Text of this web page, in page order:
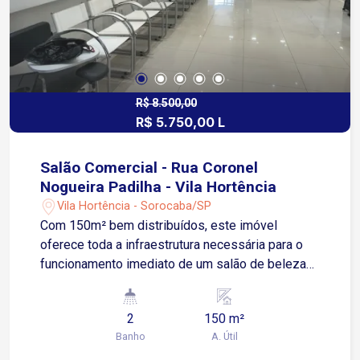
R$ 8.500,00
R$ 5.750,00 L
Salão Comercial - Rua Coronel
Nogueira Padilha - Vila Hortência
Vila Hortência - Sorocaba/SP
Com 150m² bem distribuídos, este imóvel
oferece toda a infraestrutura necessária para o
funcionamento imediato de um salão de beleza
espelhos para até 8 cabeleireiros 2 mezaninos
versáteis 3 salas privativas para estética Área
separada para barbearia 2 lavatórios e cadeiras
2
Banho
150 m²
A. Útil